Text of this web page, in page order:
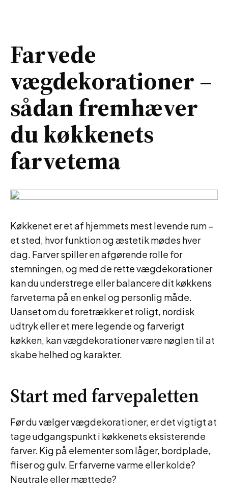
Farvede
vægdekorationer –
sådan fremhæver
du køkkenets
farvetema
Køkkenet er et af hjemmets mest levende rum –
et sted, hvor funktion og æstetik mødes hver
dag. Farver spiller en afgørende rolle for
stemningen, og med de rette vægdekorationer
kan du understrege eller balancere dit køkkens
farvetema på en enkel og personlig måde.
Uanset om du foretrækker et roligt, nordisk
udtryk eller et mere legende og farverigt
køkken, kan vægdekorationer være nøglen til at
skabe helhed og karakter.
Start med farvepaletten
Før du vælger vægdekorationer, er det vigtigt at
tage udgangspunkt i køkkenets eksisterende
farver. Kig på elementer som låger, bordplade,
fliser og gulv. Er farverne varme eller kolde?
Neutrale eller mættede?